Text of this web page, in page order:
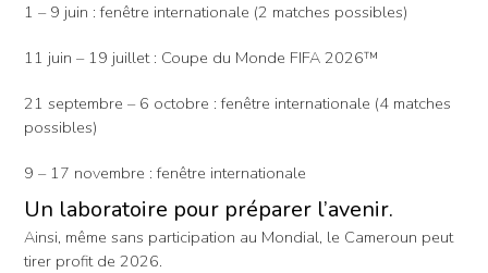
1 – 9 juin : fenêtre internationale (2 matches possibles)
11 juin – 19 juillet : Coupe du Monde FIFA 2026™
21 septembre – 6 octobre : fenêtre internationale (4 matches
possibles)
9 – 17 novembre : fenêtre internationale
Un laboratoire pour préparer l’avenir.
Ainsi, même sans participation au Mondial, le Cameroun peut
tirer profit de 2026.